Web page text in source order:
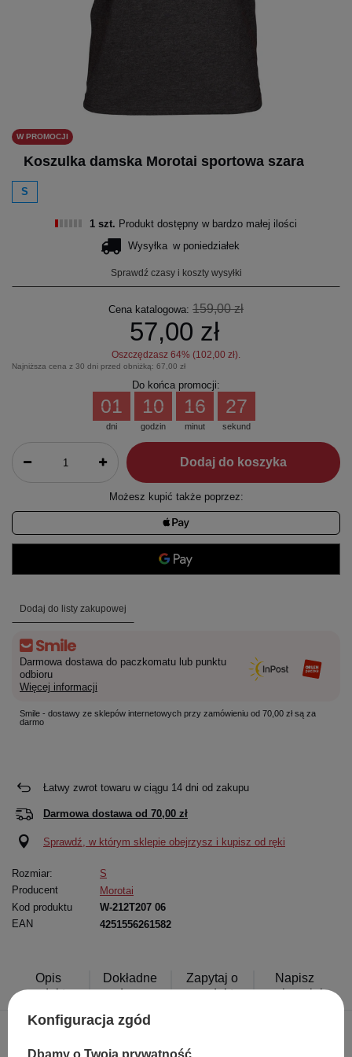
W PROMOCJI
Koszulka damska Morotai sportowa szara
S
1 szt. Produkt dostępny w bardzo małej ilości
Wysyłka w poniedziałek
Sprawdź czasy i koszty wysyłki
Cena katalogowa: 159,00 zł
57,00 zł
Oszczędzasz 64% (102,00 zł).
Najniższa cena z 30 dni przed obniżką: 67,00 zł
Do końca promocji:
dni
01
godzin
10
minut
16
sekund
26
Dodaj do koszyka
Możesz kupić także poprzez:
Dodaj do listy zakupowej
Darmowa dostawa do paczkomatu lub punktu
odbioru
Więcej informacji
Smile - dostawy ze sklepów internetowych przy zamówieniu od 70,00 zł są za
darmo
Łatwy zwrot towaru w ciągu 14 dni od zakupu
Darmowa dostawa od 70,00 zł
Sprawdź, w którym sklepie obejrzysz i kupisz od ręki
Rozmiar:
S
Producent
Morotai
Kod produktu
W-212T207 06
EAN
4251556261582
Opis
produktu
Dokładne
dane
Zapytaj o
produkt
Napisz
swoją opinię
Konfiguracja zgód